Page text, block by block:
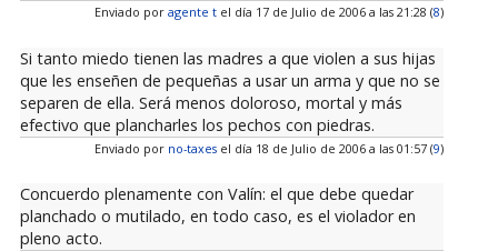
Enviado por agente tel día 17 de Julio de 2006 a las 21:28 (8)
Si tanto miedo tienen las madres a que violen a sus hijas
que les enseñen de pequeñas a usar un arma y que no se
separen de ella. Será menos doloroso, mortal y más
efectivo que plancharles los pechos con piedras.
Enviado por no-taxesel día 18 de Julio de 2006 a las 01:57 (9)
Concuerdo plenamente con Valín: el que debe quedar
planchado o mutilado, en todo caso, es el violador en
pleno acto.